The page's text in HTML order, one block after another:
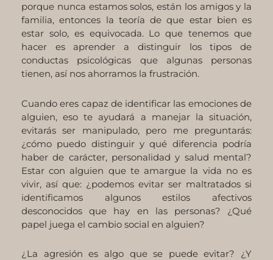
porque nunca estamos solos, están los amigos y la
familia, entonces la teoría de que estar bien es
estar solo, es equivocada. Lo que tenemos que
hacer es aprender a distinguir los tipos de
conductas psicológicas que algunas personas
tienen, así nos ahorramos la frustración.
Cuando eres capaz de identificar las emociones de
alguien, eso te ayudará a manejar la situación,
evitarás ser manipulado, pero me preguntarás:
¿cómo puedo distinguir y qué diferencia podría
haber de carácter, personalidad y salud mental?
Estar con alguien que te amargue la vida no es
vivir, así que: ¿podemos evitar ser maltratados si
identificamos algunos estilos afectivos
desconocidos que hay en las personas? ¿Qué
papel juega el cambio social en alguien?
¿La agresión es algo que se puede evitar? ¿Y